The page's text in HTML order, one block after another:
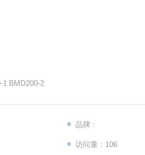
品牌：上海一恒 型号：BMD200-1 BMD200-2
品牌：
访问量：106